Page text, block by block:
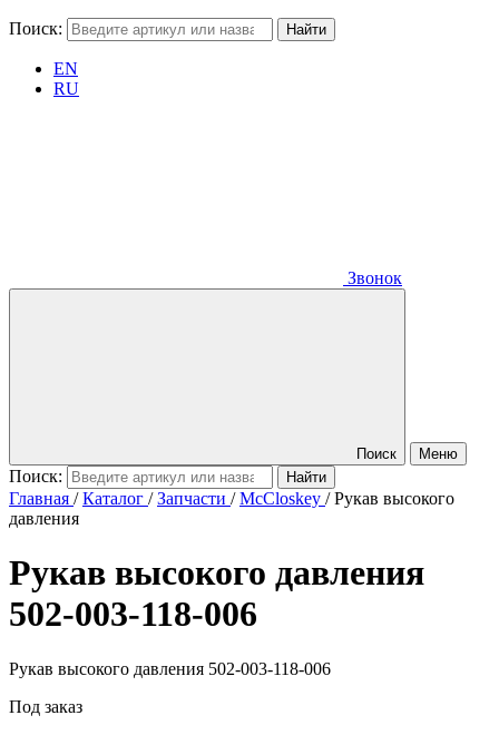
Поиск:
EN
RU
Звонок
Поиск Меню
Поиск:
Главная /Каталог /Запчасти /McCloskey /Рукав высокого
давления
Рукав высокого давления
502-003-118-006
Рукав высокого давления 502-003-118-006
Под заказ